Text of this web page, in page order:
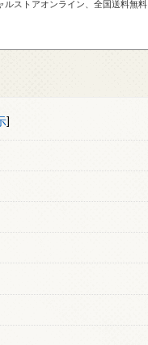
ルストアオンライン、全国送料無料
]